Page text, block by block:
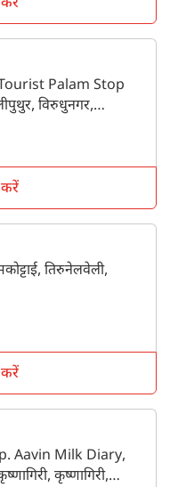
Palam Stop
विरुधुनगर,
तिरुनेलवेली,
Aavin Milk Diary,
कृष्णागिरी,